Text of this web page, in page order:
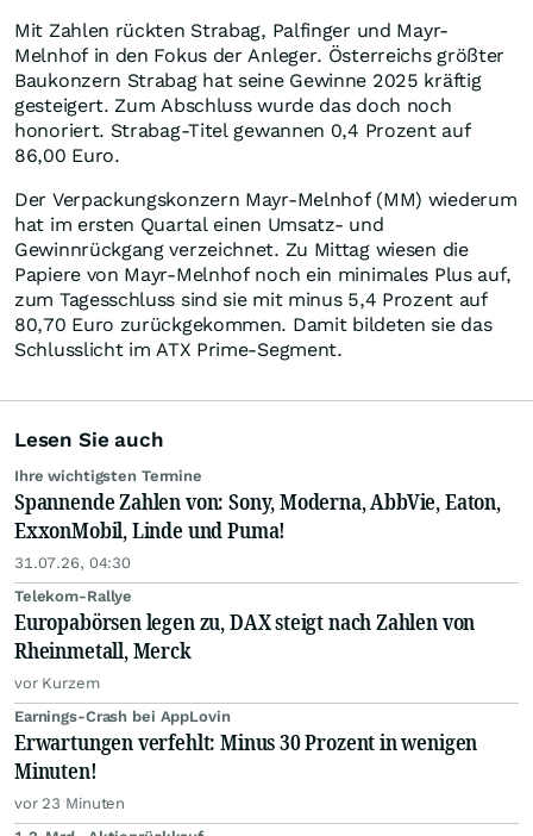
Mit Zahlen rückten Strabag, Palfinger und Mayr-
Melnhof in den Fokus der Anleger. Österreichs größter
Baukonzern Strabag hat seine Gewinne 2025 kräftig
gesteigert. Zum Abschluss wurde das doch noch
honoriert. Strabag-Titel gewannen 0,4 Prozent auf
86,00 Euro.
Der Verpackungskonzern Mayr-Melnhof (MM) wiederum
hat im ersten Quartal einen Umsatz- und
Gewinnrückgang verzeichnet. Zu Mittag wiesen die
Papiere von Mayr-Melnhof noch ein minimales Plus auf,
zum Tagesschluss sind sie mit minus 5,4 Prozent auf
80,70 Euro zurückgekommen. Damit bildeten sie das
Schlusslicht im ATX Prime-Segment.
Lesen Sie auch
Ihre wichtigsten Termine
Spannende Zahlen von: Sony, Moderna, AbbVie, Eaton,
ExxonMobil, Linde und Puma!
31.07.26, 04:30
Telekom-Rallye
Europabörsen legen zu, DAX steigt nach Zahlen von
Rheinmetall, Merck
vor Kurzem
Earnings-Crash bei AppLovin
Erwartungen verfehlt: Minus 30 Prozent in wenigen
Minuten!
vor 23 Minuten